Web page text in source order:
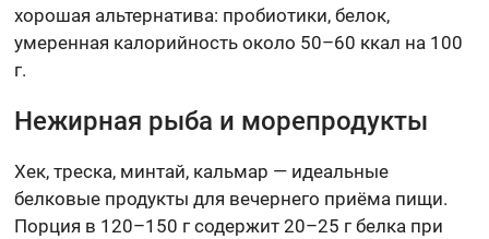
хорошая альтернатива: пробиотики, белок,
умеренная калорийность около 50–60 ккал на 100
г.
Нежирная рыба и морепродукты
Хек, треска, минтай, кальмар — идеальные
белковые продукты для вечернего приёма пищи.
Порция в 120–150 г содержит 20–25 г белка при